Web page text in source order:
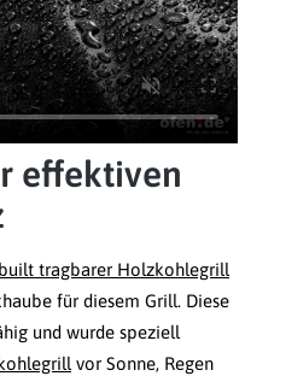
effektiven
tragbarer Holzkohlegrill
für diesem Grill. Diese
und wurde speziell
vor Sonne, Regen